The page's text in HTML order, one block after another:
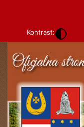
Kontrast: